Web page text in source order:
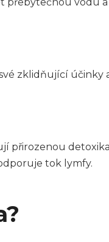
přebytečnou vodu
zklidňující
přirozenou
tok lymfy.